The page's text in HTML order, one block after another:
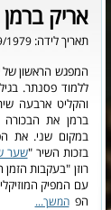
אריק ברמן
תאריך לידה:1979
ברמן את הבכורה
במקום שני. את
בזכות השיר "שער
רוזן "בעקבות
עם המפיק
הפהמשך...